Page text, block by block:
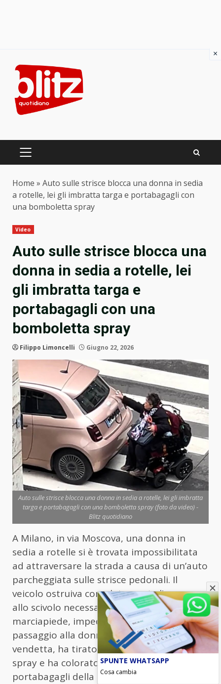
content
PRIMARY
Home » Auto sulle strisce blocca una donna in sedia
a rotelle, lei gli imbratta targa e portabagagli con
una bomboletta spray
Video
Auto sulle strisce blocca una
donna in sedia a rotelle, lei
gli imbratta targa e
portabagagli con una
bomboletta spray
Filippo Limoncelli Giugno 22, 2026
Auto sulle strisce blocca una donna in sedia a rotelle, lei gli imbratta
targa e portabagagli con una bomboletta spray (foto da video) -
Blitz quotidiano
A Milano, in via Moscova, una donna in
sedia a rotelle si è trovata impossibilitata
ad attraversare la strada a causa di un’auto
parcheggiata sulle strisce pedonali. Il
veicolo ostruiva completamente l’accesso
allo scivolo necessario per raggiungere il
marciapiede, impedendo di fatto il
passaggio alla donna. La signora, come
vendetta, ha tirato fuori una bomboletta
spray e ha colorato la targa e parte del
portabagagli della Fiat 500.
×
SPUNTE WHATSAPP
Cosa cambia